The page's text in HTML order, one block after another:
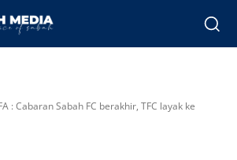
: Cabaran Sabah FC berakhir, TFC layak ke